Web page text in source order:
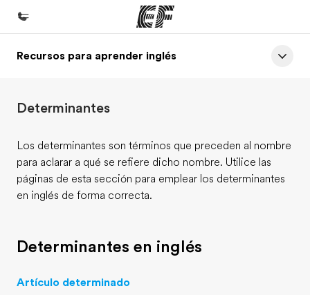
Inicio
Programas
Oficinas
Encuentra una oficina
Quiénes somos
Únete al equipo
Recursos para aprender inglés
Determinantes
Los determinantes son términos que preceden al nombre
para aclarar a qué se refiere dicho nombre. Utilice las
páginas de esta sección para emplear los determinantes
en inglés de forma correcta.
Determinantes en inglés
Artículo determinado